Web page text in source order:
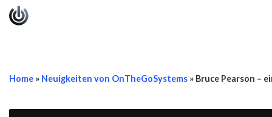
Home » Neuigkeiten von OnTheGoSystems » Bruce Pearson –